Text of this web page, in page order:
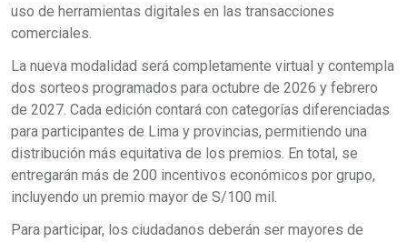
uso de herramientas digitales en las transacciones
comerciales.
La nueva modalidad será completamente virtual y contempla
dos sorteos programados para octubre de 2026 y febrero
de 2027. Cada edición contará con categorías diferenciadas
para participantes de Lima y provincias, permitiendo una
distribución más equitativa de los premios. En total, se
entregarán más de 200 incentivos económicos por grupo,
incluyendo un premio mayor de S/100 mil.
Para participar, los ciudadanos deberán ser mayores de